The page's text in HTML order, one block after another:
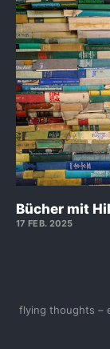
Bücher mit
17 FEB. 2025
flying thoughts –